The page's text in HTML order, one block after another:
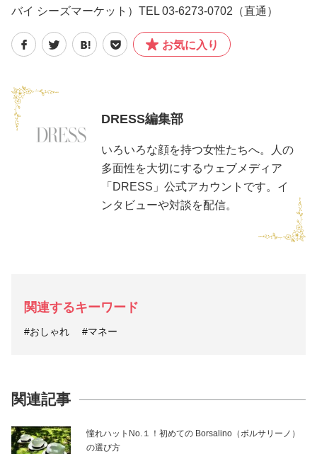
バイ シーズマーケット）TEL 03-6273-0702（直通）
お気に入り
DRESS編集部
いろいろな顔を持つ女性たちへ。人の
多面性を大切にするウェブメディア
「DRESS」公式アカウントです。イ
ンタビューや対談を配信。
関連するキーワード
#おしゃれ #マネー
関連記事
憧れハットNo.１！初めての Borsalino（ボルサリーノ）
の選び方